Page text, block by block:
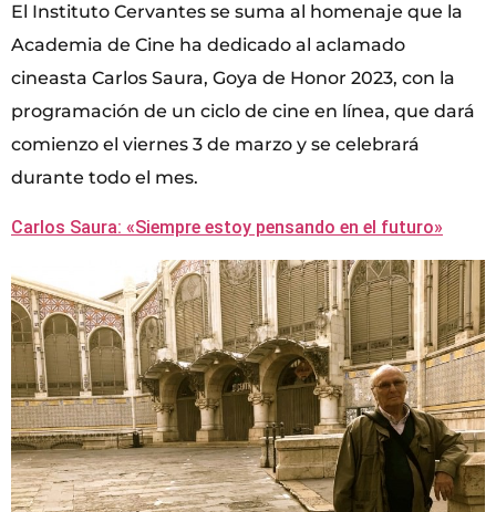
El Instituto Cervantes se suma al homenaje que la
Academia de Cine ha dedicado al aclamado
cineasta Carlos Saura, Goya de Honor 2023, con la
programación de un ciclo de cine en línea, que dará
comienzo el viernes 3 de marzo y se celebrará
durante todo el mes.
Carlos Saura: «Siempre estoy pensando en el futuro»